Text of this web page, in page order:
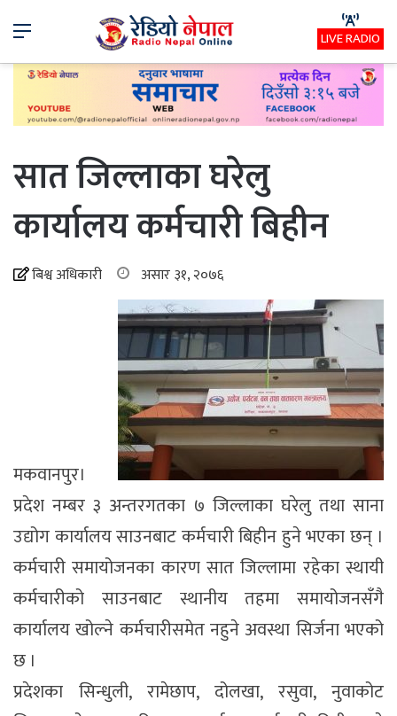
Menu LIVE RADIO
सात जिल्लाका घरेलु
कार्यालय कर्मचारी बिहीन
बिश्व अधिकारी असार ३१, २०७६
मकवानपुर।
प्रदेश नम्बर ३ अन्तरगतका ७ जिल्लाका घरेलु तथा साना
उद्योग कार्यालय साउनबाट कर्मचारी बिहीन हुने भएका छन् ।
कर्मचारी समायोजनका कारण सात जिल्लामा रहेका स्थायी
कर्मचारीको साउनबाट स्थानीय तहमा समायोजनसँगै
कार्यालय खोल्ने कर्मचारीसमेत नहुने अवस्था सिर्जना भएको
छ ।
प्रदेशका सिन्धुली, रामेछाप, दोलखा, रसुवा, नुवाकोट